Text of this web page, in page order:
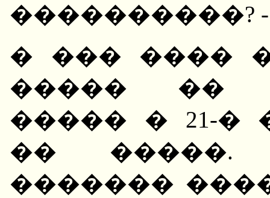
����������? -
� ��� ����
����� ��
����� � 21-�
�� �����.
�������